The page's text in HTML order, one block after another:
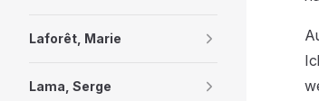
Laforêt, Marie
Lama, Serge